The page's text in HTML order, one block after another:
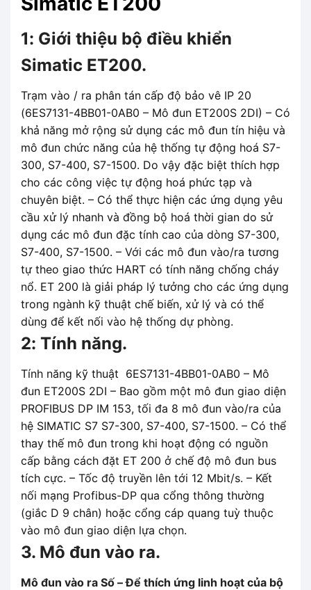
1: Giới thiệu bộ điều khiển
Simatic ET200.
Trạm vào / ra phân tán cấp độ bảo vê IP 20
(6ES7131-4BB01-0AB0 – Mô đun ET200S 2DI) – Có
khả năng mở rộng sử dụng các mô đun tín hiệu và
mô đun chức năng của hệ thống tự động hoá S7-
300, S7-400, S7-1500. Do vậy đặc biệt thích hợp
cho các công việc tự động hoá phức tạp và
chuyên biệt. – Có thể thực hiện các ứng dụng yêu
cầu xử lý nhanh và đồng bộ hoá thời gian do sử
dụng các mô đun đặc tính cao của dòng S7-300,
S7-400, S7-1500. – Với các mô đun vào/ra tương
tự theo giao thức HART có tính năng chống cháy
nổ. ET 200 là giải pháp lý tưởng cho các ứng dụng
trong ngành kỹ thuật chế biến, xử lý và có thể
dùng để kết nối vào hệ thống dự phòng.
2: Tính năng.
Tính năng kỹ thuật 6ES7131-4BB01-0AB0 – Mô
đun ET200S 2DI – Bao gồm một mô đun giao diện
PROFIBUS DP IM 153, tối đa 8 mô đun vào/ra của
hệ SIMATIC S7 S7-300, S7-400, S7-1500. – Có thể
thay thế mô đun trong khi hoạt động có nguồn
cấp bằng cách đặt ET 200 ở chế độ mô đun bus
tích cực. – Tốc độ truyền lên tới 12 Mbit/s. – Kết
nối mạng Profibus-DP qua cổng thông thường
(giắc D 9 chân) hoặc cổng cáp quang tuỳ thuộc
vào mô đun giao diện lựa chọn.
3. Mô đun vào ra.
Mô đun vào ra Số – Để thích ứng linh hoạt của bộ